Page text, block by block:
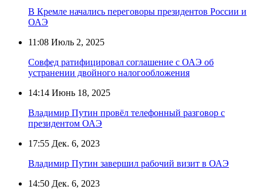
В Кремле начались переговоры президентов России и
ОАЭ
11:08 Июль 2, 2025
Совфед ратифицировал соглашение с ОАЭ об
устранении двойного налогообложения
14:14 Июнь 18, 2025
Владимир Путин провёл телефонный разговор с
президентом ОАЭ
17:55 Дек. 6, 2023
Владимир Путин завершил рабочий визит в ОАЭ
14:50 Дек. 6, 2023